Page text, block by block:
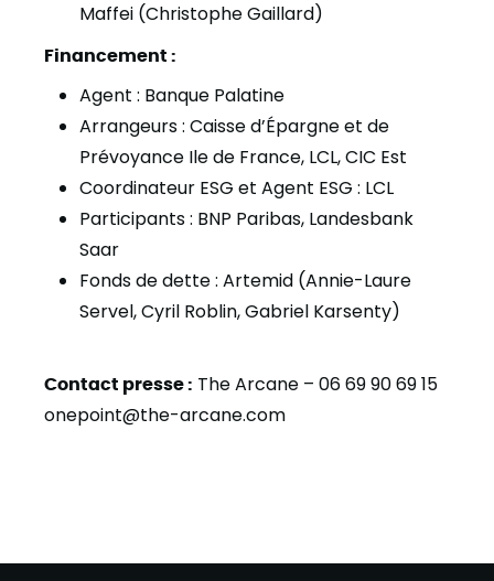
Maffei (Christophe Gaillard)
Financement :
Agent : Banque Palatine
Arrangeurs : Caisse d’Épargne et de
Prévoyance Ile de France, LCL, CIC Est
Coordinateur ESG et Agent ESG : LCL
Participants : BNP Paribas, Landesbank
Saar
Fonds de dette : Artemid (Annie-Laure
Servel, Cyril Roblin, Gabriel Karsenty)
Contact presse : The Arcane – 06 69 90 69 15
onepoint@the-arcane.com